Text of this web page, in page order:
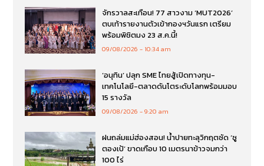
จักรวาลสะเทือน! 77 สาวงาม ‘MUT2026’
ตบเท้ารายงานตัวเข้ากองฯวันแรก เตรียม
พร้อมพิชิตมง 23 ส.ค.นี้!
09/08/2026 10:34 am
‘อนุทิน’ ปลุก SME ไทยสู้เปิดทางทุน-
เทคโนโลยี-ตลาดดันโตระดับโลกพร้อมมอบ
15 รางวัล
09/08/2026 9:20 am
ฝนถล่มแม่ฮ่องสอน! น้ำปายทะลุวิกฤตซัด ‘ซู
ตองเป้’ ขาดเกือบ 10 เมตรนาข้าวจมกว่า
100 ไร่